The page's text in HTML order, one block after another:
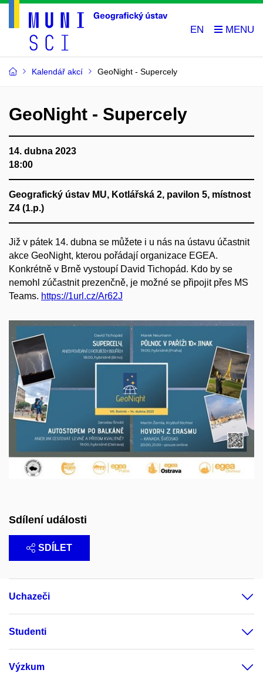
EN
Kalendář akcí GeoNight - Supercely
GeoNight - Supercely
14. dubna 2023
18:00
Geografický ústav MU, Kotlářská 2, pavilon 5, místnost
Z4 (1.p.)
Již v pátek 14. dubna se můžete i u nás na ústavu účastnit
akce GeoNight, kterou pořádají organizace EGEA.
Konkrétně v Brně vystoupí David Tichopád. Kdo by se
nemohl zúčastnit prezenčně, je možné se připojit přes MS
Teams. https://1url.cz/Ar62J
Sdílení události
SDÍLET
Uchazeči
Studenti
Výzkum